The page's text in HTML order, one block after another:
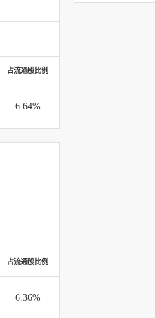
占流通股比例
6.64%
占流通股比例
6.36%